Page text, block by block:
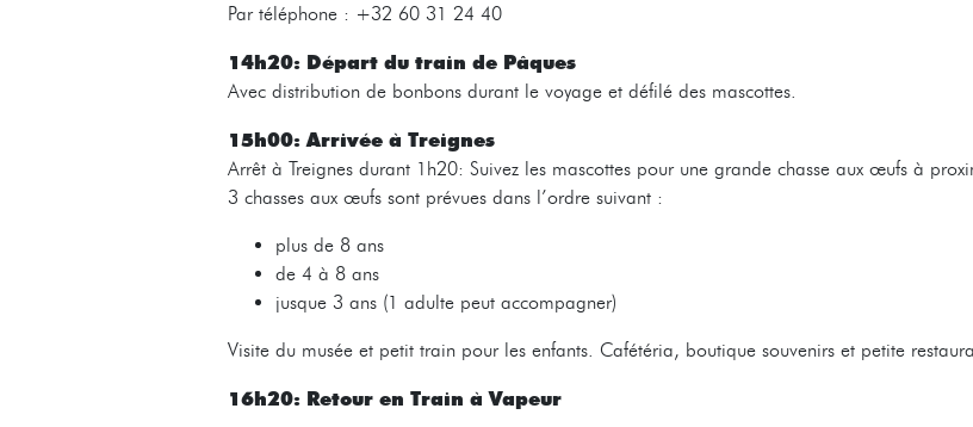
Par téléphone : +32 60 31 24 40
14h20: Départ du train de Pâques
Avec distribution de bonbons durant le voyage et défilé des mascottes.
15h00: Arrivée à Treignes
Arrêt à Treignes durant 1h20: Suivez les mascottes pour une grande chasse aux œufs à
3 chasses aux œufs sont prévues dans l’ordre suivant :
plus de 8 ans
de 4 à 8 ans
jusque 3 ans (1 adulte peut accompagner)
Visite du musée et petit train pour les enfants. Cafétéria, boutique souvenirs et petite
16h20: Retour en Train à Vapeur